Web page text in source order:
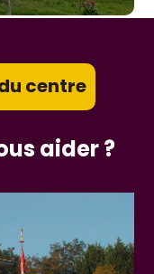
centre
aider ?